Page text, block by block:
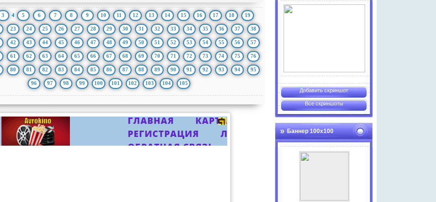
Добавить скриншот
Все скриншоты
Баннер 100х100
3 4 5 6 7 8 9 10 11 12 13 14 15 16 17 18 19
23 24 25 26 27 28 29 30 31 32 33 34 35 36 37 38
42 43 44 45 46 47 48 49 50 51 52 53 54 55 56 57
61 62 63 64 65 66 67 68 69 70 71 72 73 74 75 76
80 81 82 83 84 85 86 87 88 89 90 91 92 93 94 95
96 97 98 99 100 101 102 103 104 105